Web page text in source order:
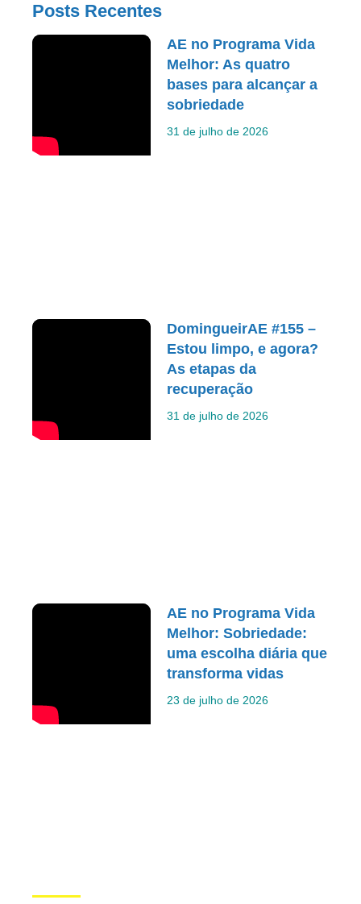
Posts Recentes
AE no Programa Vida
Melhor: As quatro
bases para alcançar a
sobriedade
31 de julho de 2026
DomingueirAE #155 –
Estou limpo, e agora?
As etapas da
recuperação
31 de julho de 2026
AE no Programa Vida
Melhor: Sobriedade:
uma escolha diária que
transforma vidas
23 de julho de 2026